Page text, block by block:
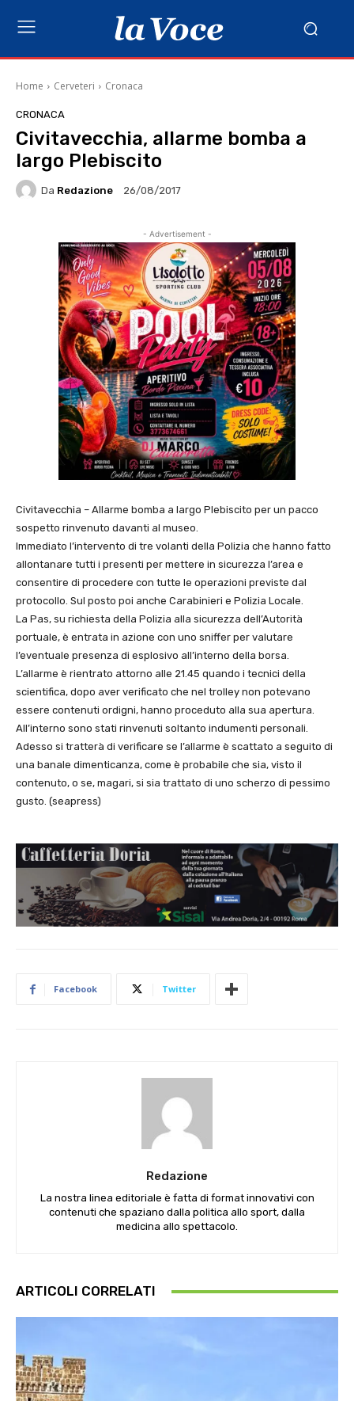
Home Cerveteri Cronaca
CRONACA
Civitavecchia, allarme bomba a
largo Plebiscito
Da Redazione 26/08/2017
- Advertisement -
Civitavecchia – Allarme bomba a largo Plebiscito per un pacco
sospetto rinvenuto davanti al museo.
Immediato l’intervento di tre volanti della Polizia che hanno fatto
allontanare tutti i presenti per mettere in sicurezza l’area e
consentire di procedere con tutte le operazioni previste dal
protocollo. Sul posto poi anche Carabinieri e Polizia Locale.
La Pas, su richiesta della Polizia alla sicurezza dell’Autorità
portuale, è entrata in azione con uno sniffer per valutare
l’eventuale presenza di esplosivo all’interno della borsa.
L’allarme è rientrato attorno alle 21.45 quando i tecnici della
scientifica, dopo aver verificato che nel trolley non potevano
essere contenuti ordigni, hanno proceduto alla sua apertura.
All’interno sono stati rinvenuti soltanto indumenti personali.
Adesso si tratterà di verificare se l’allarme è scattato a seguito di
una banale dimenticanza, come è probabile che sia, visto il
contenuto, o se, magari, si sia trattato di uno scherzo di pessimo
gusto. (seapress)
Facebook Twitter
Redazione
La nostra linea editoriale è fatta di format innovativi con
contenuti che spaziano dalla politica allo sport, dalla
medicina allo spettacolo.
ARTICOLI CORRELATI